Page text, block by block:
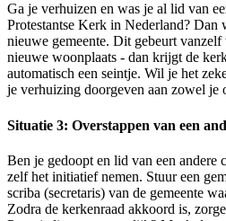
Ga je verhuizen en was je al lid van
Protestantse Kerk in Nederland? Dan
nieuwe gemeente. Dit gebeurt
nieuwe woonplaats - dan krijgt de
automatisch een seintje. Wil je het
je verhuizing doorgeven aan zowel je
Situatie 3: Overstappen van een
Ben je gedoopt en lid van een
zelf het initiatief nemen. Stuur een
scriba (secretaris) van de gemeente
Zodra de kerkenraad akkoord is,